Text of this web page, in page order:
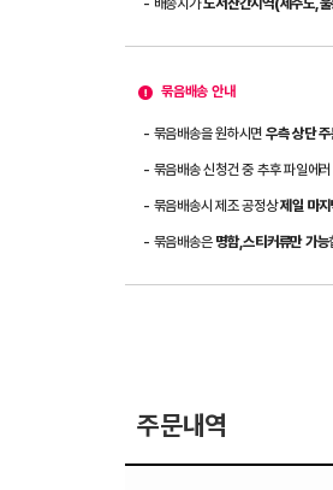
- 배송지가도서산간지역(제주도,
묶음배송 안내
- 묶음배송을 원하시면 우측 상단
- 묶음배송 신청건 중 추후 파일에
- 묶음배송시 제조 공정상제일 마
- 묶음배송은 명함,스티커류만 가능